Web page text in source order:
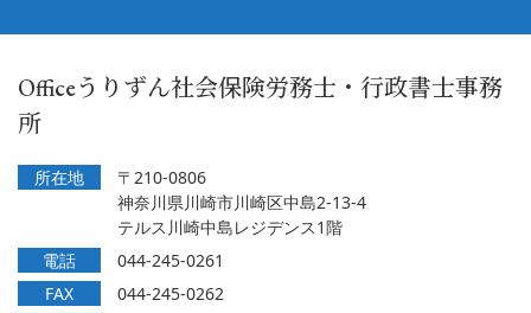
Officeうりずん社会保険労務士・行政書士事務
所
所在地
〒210-0806
神奈川県川崎市川崎区中島2-13-4
テルス川崎中島レジデンス1階
電話
044-245-0261
FAX
044-245-0262